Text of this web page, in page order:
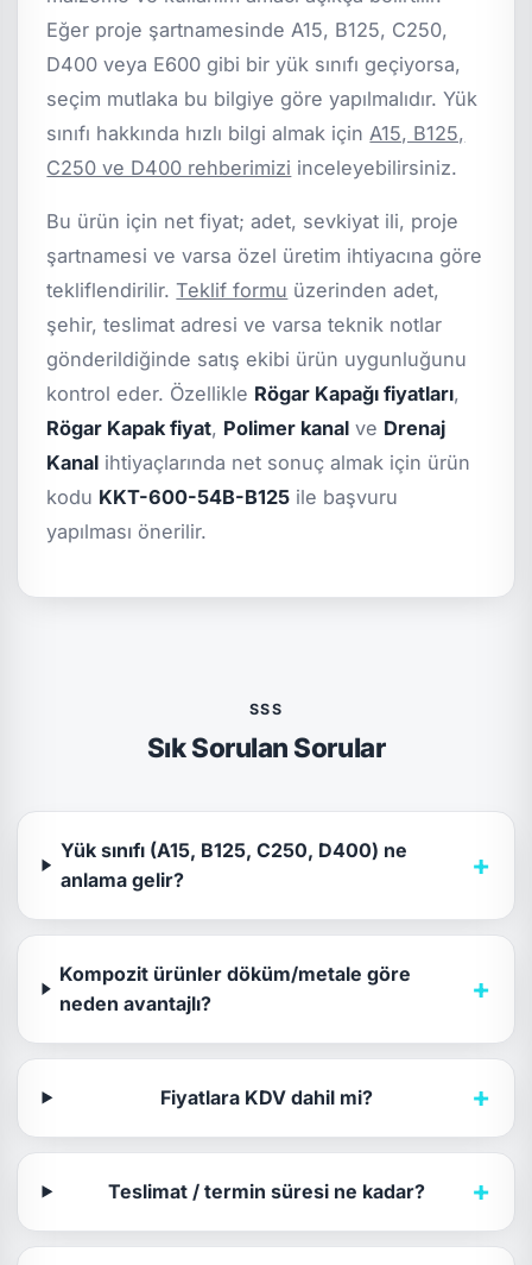
Eğer proje şartnamesinde A15, B125, C250,
D400 veya E600 gibi bir yük sınıfı geçiyorsa,
seçim mutlaka bu bilgiye göre yapılmalıdır. Yük
sınıfı hakkında hızlı bilgi almak için A15, B125,
C250 ve D400 rehberimizi inceleyebilirsiniz.
Bu ürün için net fiyat; adet, sevkiyat ili, proje
şartnamesi ve varsa özel üretim ihtiyacına göre
tekliflendirilir.Teklif formu üzerinden adet,
şehir, teslimat adresi ve varsa teknik notlar
gönderildiğinde satış ekibi ürün uygunluğunu
kontrol eder. Özellikle Rögar Kapağı fiyatları,
Rögar Kapak fiyat, Polimer kanal ve Drenaj
Kanal ihtiyaçlarında net sonuç almak için ürün
kodu KKT-600-54B-B125 ile başvuru
yapılması önerilir.
SSS
Sık Sorulan Sorular
Yük sınıfı (A15, B125, C250, D400) ne
anlama gelir?
+
Kompozit ürünler döküm/metale göre
neden avantajlı?
+
Fiyatlara KDV dahil mi? +
Teslimat / termin süresi ne kadar? +